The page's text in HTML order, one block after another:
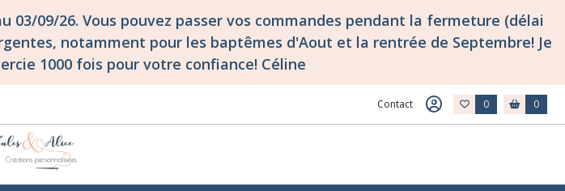
09/26. Vous pouvez passer vos commandes pendant la fermeture (délai
notamment pour les baptêmes d'Aout et la rentrée de Septembre! Je
1000 fois pour votre confiance! Céline
Contact 0 0